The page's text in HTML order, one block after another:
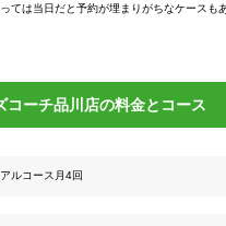
ては当日だと予約が埋まりがちなケースも
コーチ品川店の料金とコース
ルコース月4回